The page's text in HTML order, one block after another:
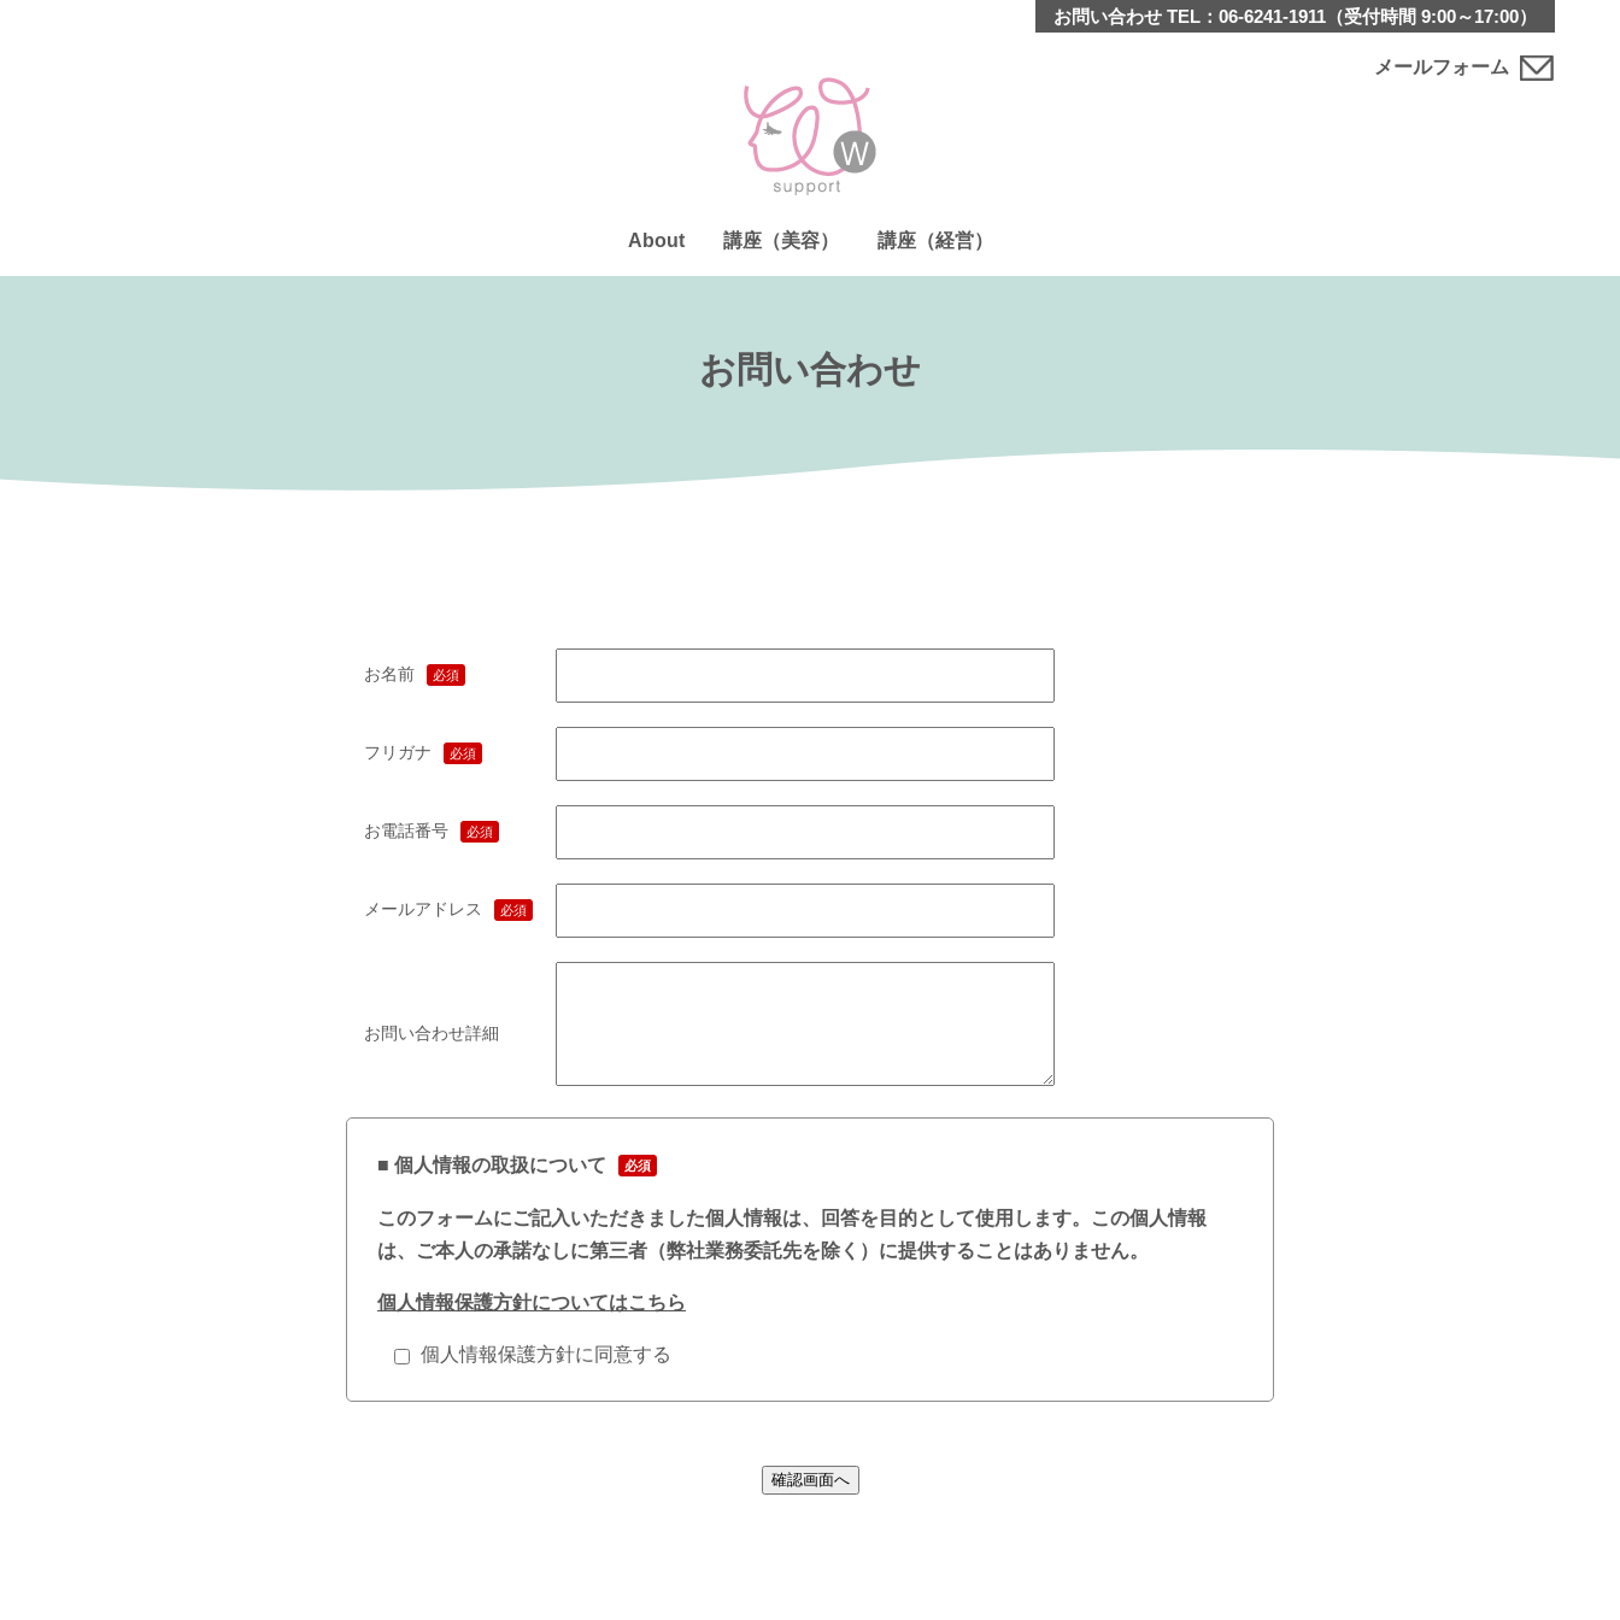
About 講座（美容） 講座（経営）
お問い合わせTEL：06-6241-1911 （受付時間 9:00～17:00）
メールフォーム
お問い合わせ
お名前 必須
フリガナ 必須
お電話番号 必須
メールアドレス 必須
お問い合わせ詳細
■ 個人情報の取扱について 必須
このフォームにご記入いただきました個人情報は、回答を目的として使用します。この個人情報
は、ご本人の承諾なしに第三者（弊社業務委託先を除く）に提供することはありません。
個人情報保護方針についてはこちら
個人情報保護方針に同意する